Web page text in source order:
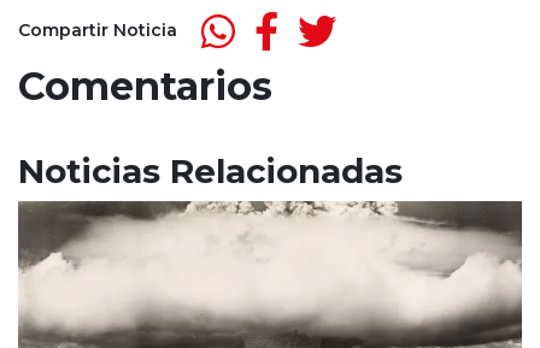
Compartir Noticia
Comentarios
Noticias Relacionadas